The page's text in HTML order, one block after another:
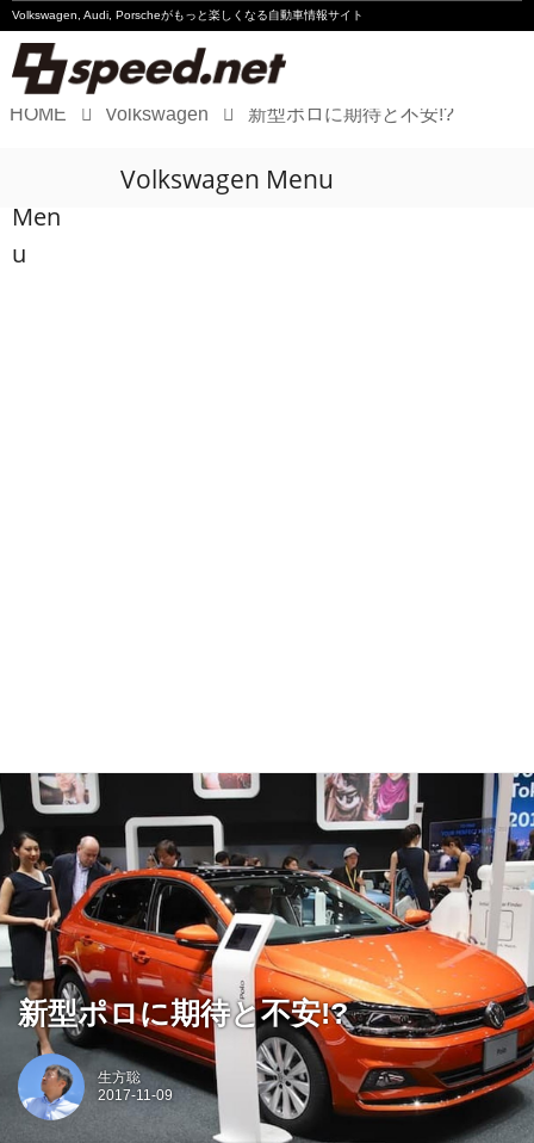
Volkswagen, Audi, Porscheがもっと楽しくなる自動車情報サイト
Audi
HOME Volkswagen 新型ポロに期待と不安!?
Men
u
Volkswagen Menu
新型ポロに期待と不安!?
生方聡